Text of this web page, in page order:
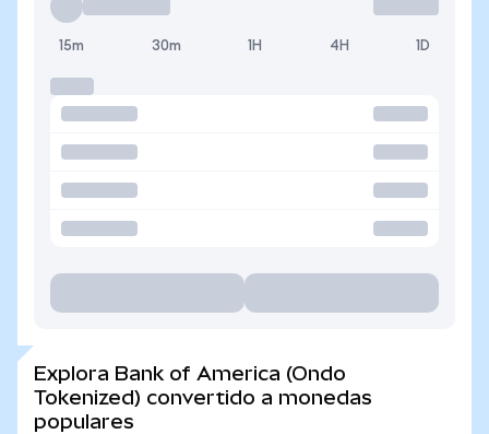
15m 30m 1H 4H 1D
Explora Bank of America (Ondo
Tokenized) convertido a monedas
populares